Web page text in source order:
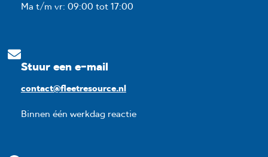
Ma t/m vr: 09:00 tot 17:00
Stuur een e-mail
contact@fleetresource.nl
Binnen één werkdag reactie